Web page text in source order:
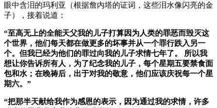
眼中含泪的玛利亚（根据詹内塔的证词，这些泪水像闪亮的金
子），接着说道：
“至高无上的全能天父我的儿子打算因为人类的罪恶而毁灭这
个世界，他们每天都在做更多的坏事并从一个罪行跌入另一
个。但我已经为他们的罪过向我的儿子求情七年了。
所以我
想让你告诉所有人，为了纪念我的儿子，每个星期五要禁食面
包和水；在晚祷后，出于对我的敬意，他们应该庆祝每一个星
期六。”
“把那半天献给我作为感恩的表示，因为通过我的求情，许多